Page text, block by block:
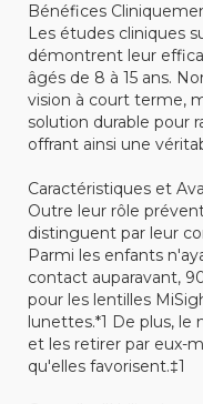
Bénéfices
Les études cliniques
démontrent leur
âgés de 8 à 15 ans.
vision à court terme,
solution durable pour
offrant ainsi une
Caractéristiques et
Outre leur rôle
distinguent par leur
Parmi les enfants
contact auparavant,
pour les lentilles
lunettes.*1 De plus,
et les retirer par eux-
qu'elles favorisent.‡1